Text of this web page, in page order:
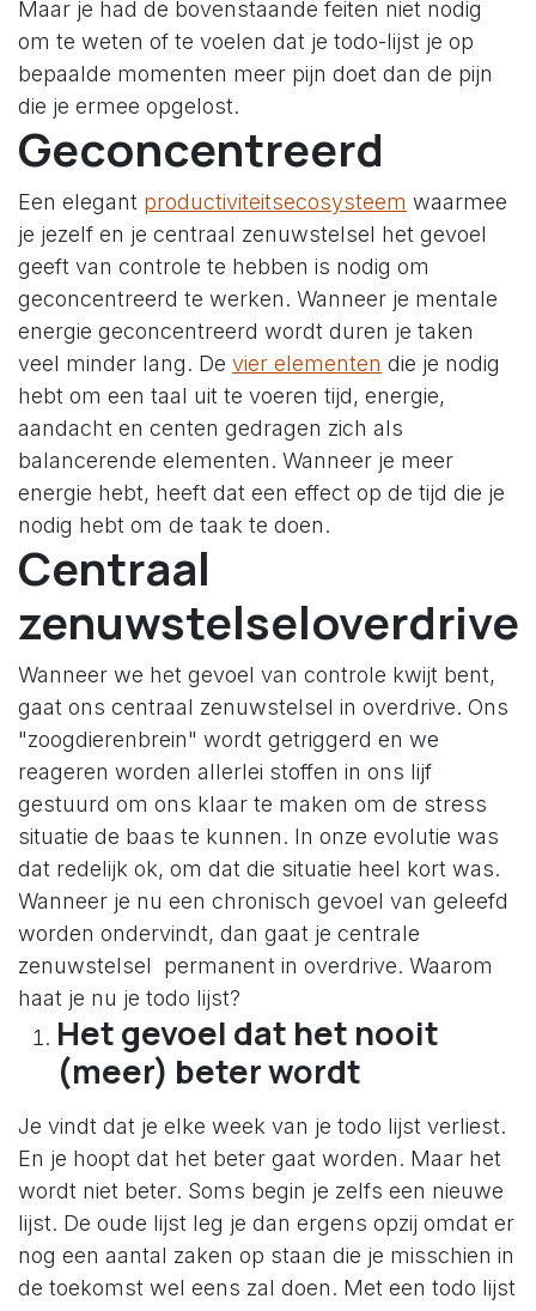
Maar je had de bovenstaande feiten niet nodig
om te weten of te voelen dat je todo-lijst je op
bepaalde momenten meer pijn doet dan de pijn
die je ermee opgelost.
Geconcentreerd
Een elegant productiviteitsecosysteem waarmee
je jezelf en je centraal zenuwstelsel het gevoel
geeft van controle te hebben is nodig om
geconcentreerd te werken. Wanneer je mentale
energie geconcentreerd wordt duren je taken
veel minder lang. De vier elementen die je nodig
hebt om een taal uit te voeren tijd, energie,
aandacht en centen gedragen zich als
balancerende elementen. Wanneer je meer
energie hebt, heeft dat een effect op de tijd die je
nodig hebt om de taak te doen.
Centraal
zenuwstelseloverdrive
Wanneer we het gevoel van controle kwijt bent,
gaat ons centraal zenuwstelsel in overdrive. Ons
"zoogdierenbrein" wordt getriggerd en we
reageren worden allerlei stoffen in ons lijf
gestuurd om ons klaar te maken om de stress
situatie de baas te kunnen. In onze evolutie was
dat redelijk ok, om dat die situatie heel kort was.
Wanneer je nu een chronisch gevoel van geleefd
worden ondervindt, dan gaat je centrale
zenuwstelsel permanent in overdrive. Waarom
haat je nu je todo lijst?
Het gevoel dat het nooit
(meer) beter wordt
Je vindt dat je elke week van je todo lijst verliest.
En je hoopt dat het beter gaat worden. Maar het
wordt niet beter. Soms begin je zelfs een nieuwe
lijst. De oude lijst leg je dan ergens opzij omdat er
nog een aantal zaken op staan die je misschien in
de toekomst wel eens zal doen. Met een todo lijst